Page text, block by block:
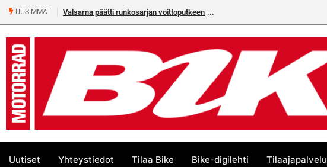
UUSIMMAT Valsarna päätti runkosarjan voittoputkeen
Uutiset Yhteystiedot Tilaa Bike Bike-digilehti Tilaajapalvelu